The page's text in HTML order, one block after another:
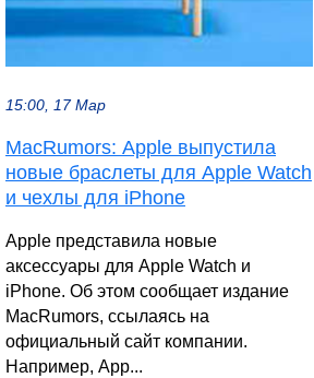
15:00, 17 Мар
MacRumors: Apple выпустила
новые браслеты для Apple Watch
и чехлы для iPhone
Apple представила новые
аксессуары для Apple Watch и
iPhone. Об этом сообщает издание
MacRumors, ссылаясь на
официальный сайт компании.
Например, App...